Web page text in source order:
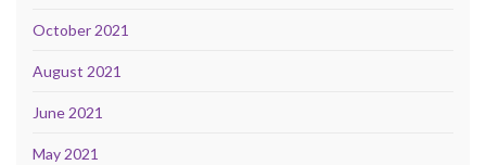
October 2021
August 2021
June 2021
May 2021